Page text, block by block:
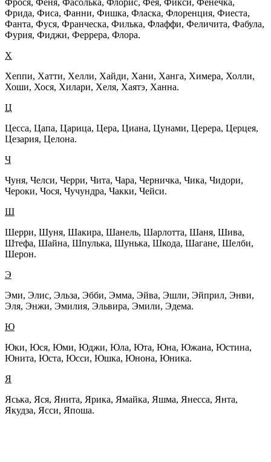
Фрида, Фиса, Фанни, Фишка, Фласка, Флоренция, Фиеста,
Фанта, Фуся, Франческа, Филька, Флаффи, Феличита, Фабула,
Фурия, Фиджи, Феррера, Флора.
Х
Хеппи, Хатти, Хелли, Хайди, Хани, Ханга, Химера, Холли,
Хоши, Хося, Хилари, Хеля, Хаятэ, Ханна.
Ц
Цесса, Цапа, Царица, Цера, Циана, Цунами, Церера, Церцея,
Цезария, Целона.
Ч
Чуня, Челси, Черри, Чита, Чара, Черничка, Чика, Чидори,
Чероки, Чося, Чучундра, Чакки, Чейси.
Ш
Шерри, Шуня, Шакира, Шанель, Шарлотта, Шаня, Шива,
Штефа, Шайна, Шпулька, Шунька, Шкода, Шагане, Шелби,
Шерон.
Э
Эми, Элис, Эльза, Эбби, Эмма, Эйва, Эшли, Эйприл, Энви,
Эля, Энжи, Эмилия, Эльвира, Эмили, Эдема.
Ю
Юки, Юся, Юми, Юджи, Юла, Юта, Юна, Южана, Юстина,
Юнита, Юста, Юсси, Юшка, Юнона, Юника.
Я
Яська, Яся, Янита, Ярика, Ямайка, Яшма, Янесса, Янта,
Якудза, Ясси, Япоша.